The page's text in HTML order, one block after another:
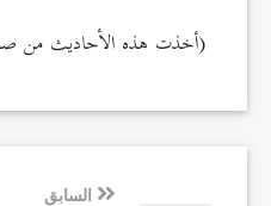
(أخذت هذه الأحاديث من
السابق